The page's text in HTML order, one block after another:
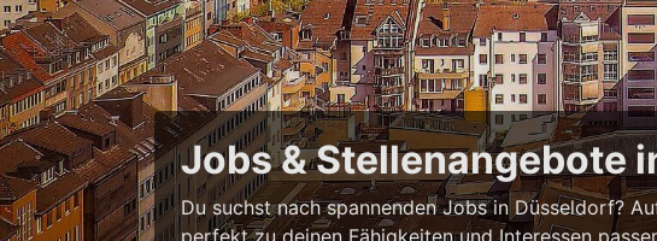
Jobs & Stellenangebote
Du suchst nach spannenden Jobs in Düsseldorf?